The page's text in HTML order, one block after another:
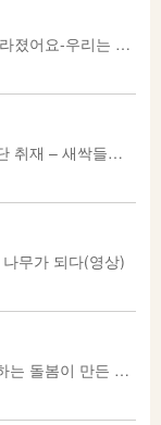
[다문화가정자녀 멘토링사업] 우리 아이가 달라졌어요-우리는 글로벌 리더! I CAN DO! 수료식
[보육 사각지대를 해소하는 보육서비스]기자단 취재 – 새싹들을 위한 빛이 되어주세요,보육사의 날
무가 되다(영상)
[보육 사각지대를 해소하는 보육서비스]함께하는 돌봄이 만든 행복한 변화